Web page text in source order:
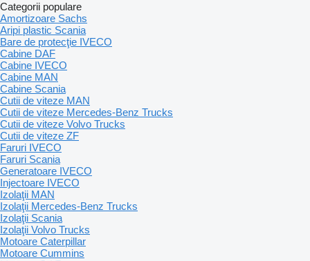
Categorii populare
Amortizoare Sachs
Aripi plastic Scania
Bare de protecţie IVECO
Cabine DAF
Cabine IVECO
Cabine MAN
Cabine Scania
Cutii de viteze MAN
Cutii de viteze Mercedes-Benz Trucks
Cutii de viteze Volvo Trucks
Cutii de viteze ZF
Faruri IVECO
Faruri Scania
Generatoare IVECO
Injectoare IVECO
Izolaţii MAN
Izolaţii Mercedes-Benz Trucks
Izolaţii Scania
Izolaţii Volvo Trucks
Motoare Caterpillar
Motoare Cummins